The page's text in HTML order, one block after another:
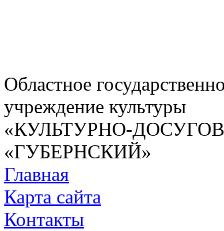
Областное
учреждение культуры
«КУЛЬТУРНО-
«ГУБЕРНСКИЙ»
Главная
Карта сайта
Контакты